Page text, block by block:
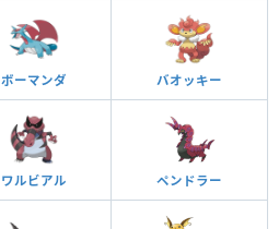
ボーマンダ バオッキー
ワルビアル ペンドラー